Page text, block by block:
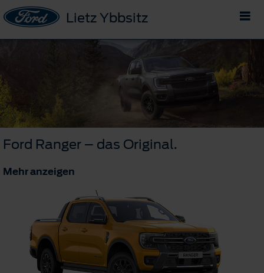
Lietz Ybbsitz
Ford Ranger – das Original.
Mehr anzeigen